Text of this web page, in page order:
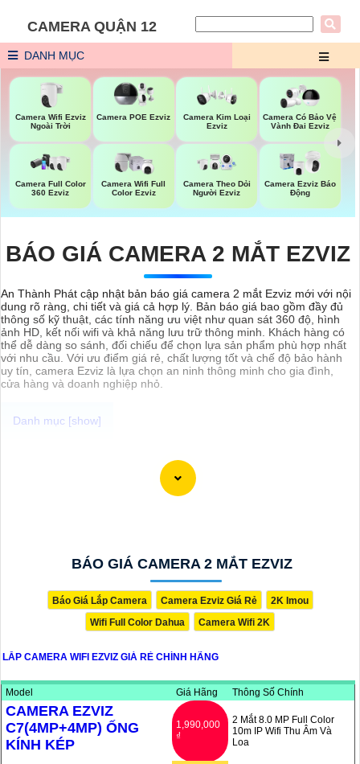
CAMERA QUẬN 12
DANH MỤC
Camera Wifi Ezviz
Ngoài Trời
Camera POE Ezviz
Camera Kim Loại
Ezviz
Camera Có Bảo Vệ
Vành Đai Ezviz
Camera Full Color
360 Ezviz
Camera Wifi Full
Color Ezviz
Camera Theo Dỏi
Người Ezviz
Camera Ezviz Báo
Động
BÁO GIÁ CAMERA 2 MẮT EZVIZ
An Thành Phát cập nhật bản báo giá camera 2 mắt Ezviz mới với nội
dung rõ ràng, chi tiết và giá cả hợp lý. Bản báo giá bao gồm đầy đủ
thông số kỹ thuật, các tính năng ưu việt như quan sát 360 độ, hình
ảnh HD, kết nối wifi và khả năng lưu trữ thông minh. Khách hàng có
thể dễ dàng so sánh, đối chiếu để chọn lựa sản phẩm phù hợp nhất
với nhu cầu. Với ưu điểm giá rẻ, chất lượng tốt và chế độ bảo hành
uy tín, camera Ezviz là lựa chọn an ninh thông minh cho gia đình,
cửa hàng và doanh nghiệp nhỏ.
Dĩ nhiên, dưới đây là 147 từ giới thiệu về Camera Wifi Ezviz giá rẻ
chính hãng mà bạn có thể sử dụng:"Camera Wifi Ezviz là lựa chọn lý
tưởng cho việc giám sát gia đình và văn phòng một cách tiện lợi và
an toàn. Với chất lượng hình ảnh sắc nét, tính năng kết nối không
Camera Wifi Ezviz giá rẻ để bảo vệ cho ngôi nhà và gia đình của bạn
BÁO GIÁ CAMERA 2 MẮT EZVIZ
Báo Giá Lắp Camera Camera Ezviz Giá Rẻ
2K Imou
Wifi Full Color Dahua
Camera Wifi 2K
LẮP CAMERA WIFI EZVIZ GIÁ RẺ CHÍNH HÃNG
Model Giá Hãng Thông Số Chính
CAMERA EZVIZ
C7(4MP+4MP) ỐNG
KÍNH KÉP
1,990,000
₫
2 Mắt 8.0 MP Full Color
10m IP Wifi Thu Âm Và
Loa